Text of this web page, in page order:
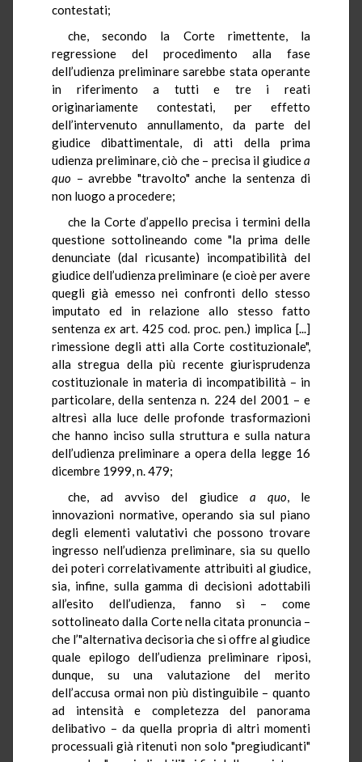
contestati;
che, secondo la Corte rimettente, la
regressione del procedimento alla fase
dell’udienza preliminare sarebbe stata operante
in riferimento a tutti e tre i reati
originariamente contestati, per effetto
dell’intervenuto annullamento, da parte del
giudice dibattimentale, di atti della prima
udienza preliminare, ciò che – precisa il giudicea
quo – avrebbe "travolto" anche la sentenza di
non luogo a procedere;
che la Corte d’appello precisa i termini della
questione sottolineando come "la prima delle
denunciate (dal ricusante) incompatibilità del
giudice dell’udienza preliminare (e cioè per avere
quegli già emesso nei confronti dello stesso
imputato ed in relazione allo stesso fatto
sentenza ex art. 425 cod. proc. pen.) implica [...]
rimessione degli atti alla Corte costituzionale",
alla stregua della più recente giurisprudenza
costituzionale in materia di incompatibilità – in
particolare, della sentenza n. 224 del 2001 – e
altresì alla luce delle profonde trasformazioni
che hanno inciso sulla struttura e sulla natura
dell’udienza preliminare a opera della legge 16
dicembre 1999, n. 479;
che, ad avviso del giudice a quo, le
innovazioni normative, operando sia sul piano
degli elementi valutativi che possono trovare
ingresso nell’udienza preliminare, sia su quello
dei poteri correlativamente attribuiti al giudice,
sia, infine, sulla gamma di decisioni adottabili
all’esito dell’udienza, fanno sì – come
sottolineato dalla Corte nella citata pronuncia –
che l’"alternativa decisoria che si offre al giudice
quale epilogo dell’udienza preliminare riposi,
dunque, su una valutazione del merito
dell’accusa ormai non più distinguibile – quanto
ad intensità e completezza del panorama
delibativo – da quella propria di altri momenti
processuali già ritenuti non solo "pregiudicanti"